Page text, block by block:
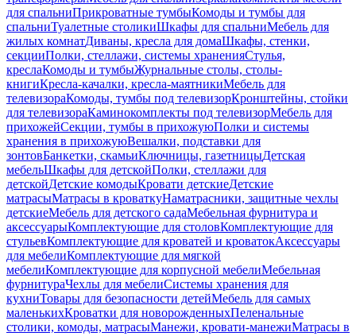
для спальниПрикроватные тумбыКомоды и тумбы для
спальниТуалетные столикиШкафы для спальниМебель для
жилых комнатДиваны, кресла для домаШкафы, стенки,
секцииПолки, стеллажи, системы храненияСтулья,
креслаКомоды и тумбыЖурнальные столы, столы-
книгиКресла-качалки, кресла-маятникиМебель для
телевизораКомоды, тумбы под телевизорКронштейны, стойки
для телевизораКаминокомплекты под телевизорМебель для
прихожейСекции, тумбы в прихожуюПолки и системы
хранения в прихожуюВешалки, подставки для
зонтовБанкетки, скамьиКлючницы, газетницыДетская
мебельШкафы для детскойПолки, стеллажи для
детскойДетские комодыКровати детскиеДетские
матрасыМатрасы в кроваткуНаматрасники, защитные чехлы
детскиеМебель для детского садаМебельная фурнитура и
аксессуарыКомплектующие для столовКомплектующие для
стульевКомплектующие для кроватей и кроватокАксессуары
для мебелиКомплектующие для мягкой
мебелиКомплектующие для корпусной мебелиМебельная
фурнитураЧехлы для мебелиСистемы хранения для
кухниТовары для безопасности детейМебель для самых
маленькихКроватки для новорожденныхПеленальные
столики, комоды, матрасыМанежи, кровати-манежиМатрасы в